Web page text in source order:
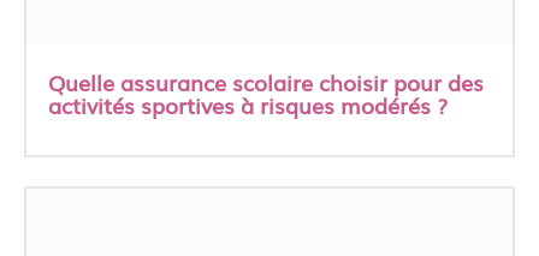
Quelle assurance scolaire choisir pour des
activités sportives à risques modérés ?